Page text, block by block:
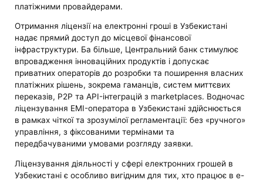
платіжними провайдерами.
Отримання ліцензії на електронні гроші в Узбекистані
надає прямий доступ до місцевої фінансової
інфраструктури. Ба більше, Центральний банк стимулює
впровадження інноваційних продуктів і допускає
приватних операторів до розробки та поширення власних
платіжних рішень, зокрема гаманців, систем миттєвих
переказів, P2P та API-інтеграцій з marketplaces. Водночас
ліцензування EMI-оператора в Узбекистані здійснюється
в рамках чіткої та зрозумілої регламентації: без «ручного»
управління, з фіксованими термінами та
передбачуваними умовами розгляду заявки.
Ліцензування діяльності у сфері електронних грошей в
Узбекистані є особливо вигідним для тих, хто працює в e-